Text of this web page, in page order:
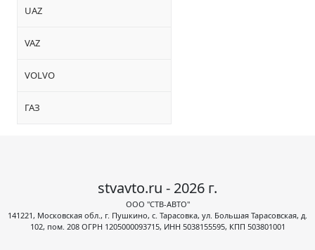
UAZ
VAZ
VOLVO
ГАЗ
stvavto.ru - 2026 г.
ООО "СТВ-АВТО"
141221, Московская обл., г. Пушкино, с. Тарасовка, ул. Большая Тарасовская, д.
102, пом. 208 ОГРН 1205000093715, ИНН 5038155595, КПП 503801001